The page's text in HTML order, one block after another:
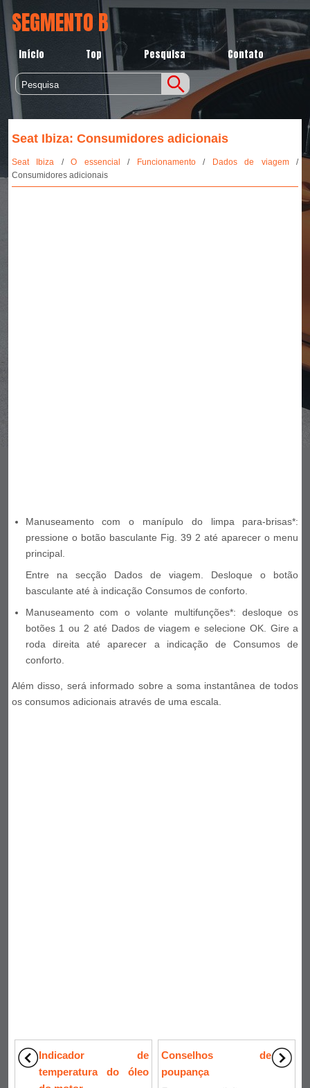
SEGMENTO B
Início Top Pesquisa Contato
Seat Ibiza: Consumidores adicionais
Seat Ibiza /O essencial / Funcionamento/ Dados de viagem/
Consumidores adicionais
Manuseamento com o manípulo do limpa para-brisas*:
pressione o botão basculante Fig. 39 2 até aparecer o menu
principal.
Entre na secção Dados de viagem. Desloque o botão
basculante até à indicação Consumos de conforto.
Manuseamento com o volante multifunções*: desloque os
botões 1 ou 2 até Dados de viagem e selecione OK. Gire a
roda direita até aparecer a indicação de Consumos de
conforto.
Além disso, será informado sobre a soma instantânea de todos
os consumos adicionais através de uma escala.
Indicador de
temperatura do óleo
Conselhos de
poupança